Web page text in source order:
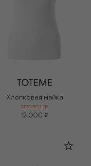
Хлопковая майка
BEST-SELLER
12 000 ₽